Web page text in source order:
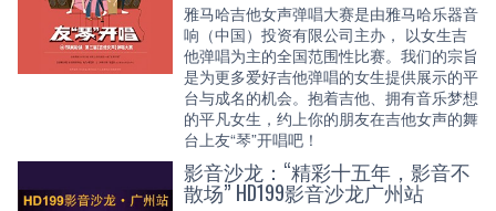
雅马哈吉他女声弹唱大赛是由雅马哈乐器音
响（中国）投资有限公司主办， 以女生吉
他弹唱为主的全国范围性比赛。我们的宗旨
是为更多爱好吉他弹唱的女生提供展示的平
台与成名的机会。抱着吉他、拥有音乐梦想
的平凡女生，约上你的朋友在吉他女声的舞
台上友“琴”开唱吧！
影音沙龙：“精彩十五年，影音不
散场” HD199影音沙龙广州站